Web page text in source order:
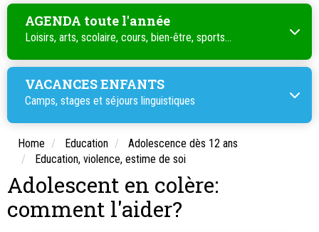
AGENDA toute l'année
Loisirs, arts, scolaire, cours, bien-être, sports...
VACANCES ENFANTS
Camps, stages et séjours linguistiques
Home Education
Adolescence dès 12 ans
Education, violence, estime de soi
Adolescent en colère:
comment l'aider?